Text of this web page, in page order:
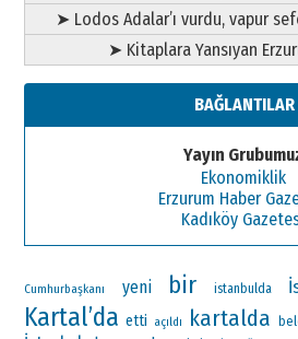
➤ Lodos Adalar’ı vurdu, vapur
➤ Kitaplara Yansıyan
BAĞLANTILAR
Yayın
Ekonomiklik
Erzurum Haber
Kadıköy
Cumhurbaşkanı yeni bir istanbulda
Kartal’da etti açıldı kartalda